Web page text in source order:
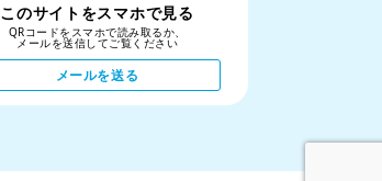
このサイトをスマホで見る
QRコードをスマホで読み取るか、
メールを送信してご覧ください
メールを送る